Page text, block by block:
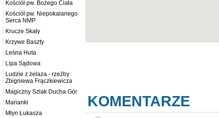
Kościół pw. Bożego Ciała
Kościół pw. Niepokalanego
Serca NMP
Krucze Skały
Krzywe Baszty
Leśna Huta
Lipa Sądowa
Ludzie z żelaza - rzeźby
Zbigniewa Frączkiewicza
Magiczny Szlak Ducha Gór
Marianki
Młyn Łukasza
KOMENTARZE